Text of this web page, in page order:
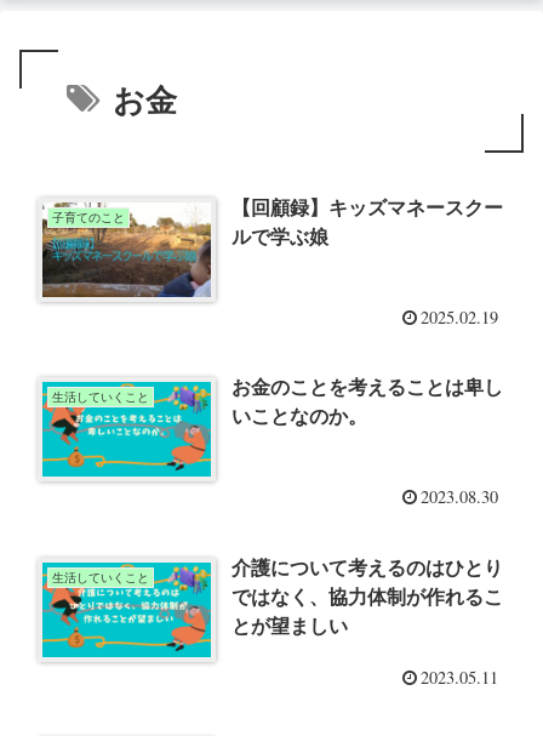
お金
子育てのこと
【回顧録】キッズマネースクー
ルで学ぶ娘
2025.02.19
生活していくこと
お金のことを考えることは卑し
いことなのか。
2023.08.30
生活していくこと
介護について考えるのはひとり
ではなく、協力体制が作れるこ
とが望ましい
2023.05.11